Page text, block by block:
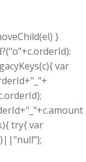
}
var
try{ var